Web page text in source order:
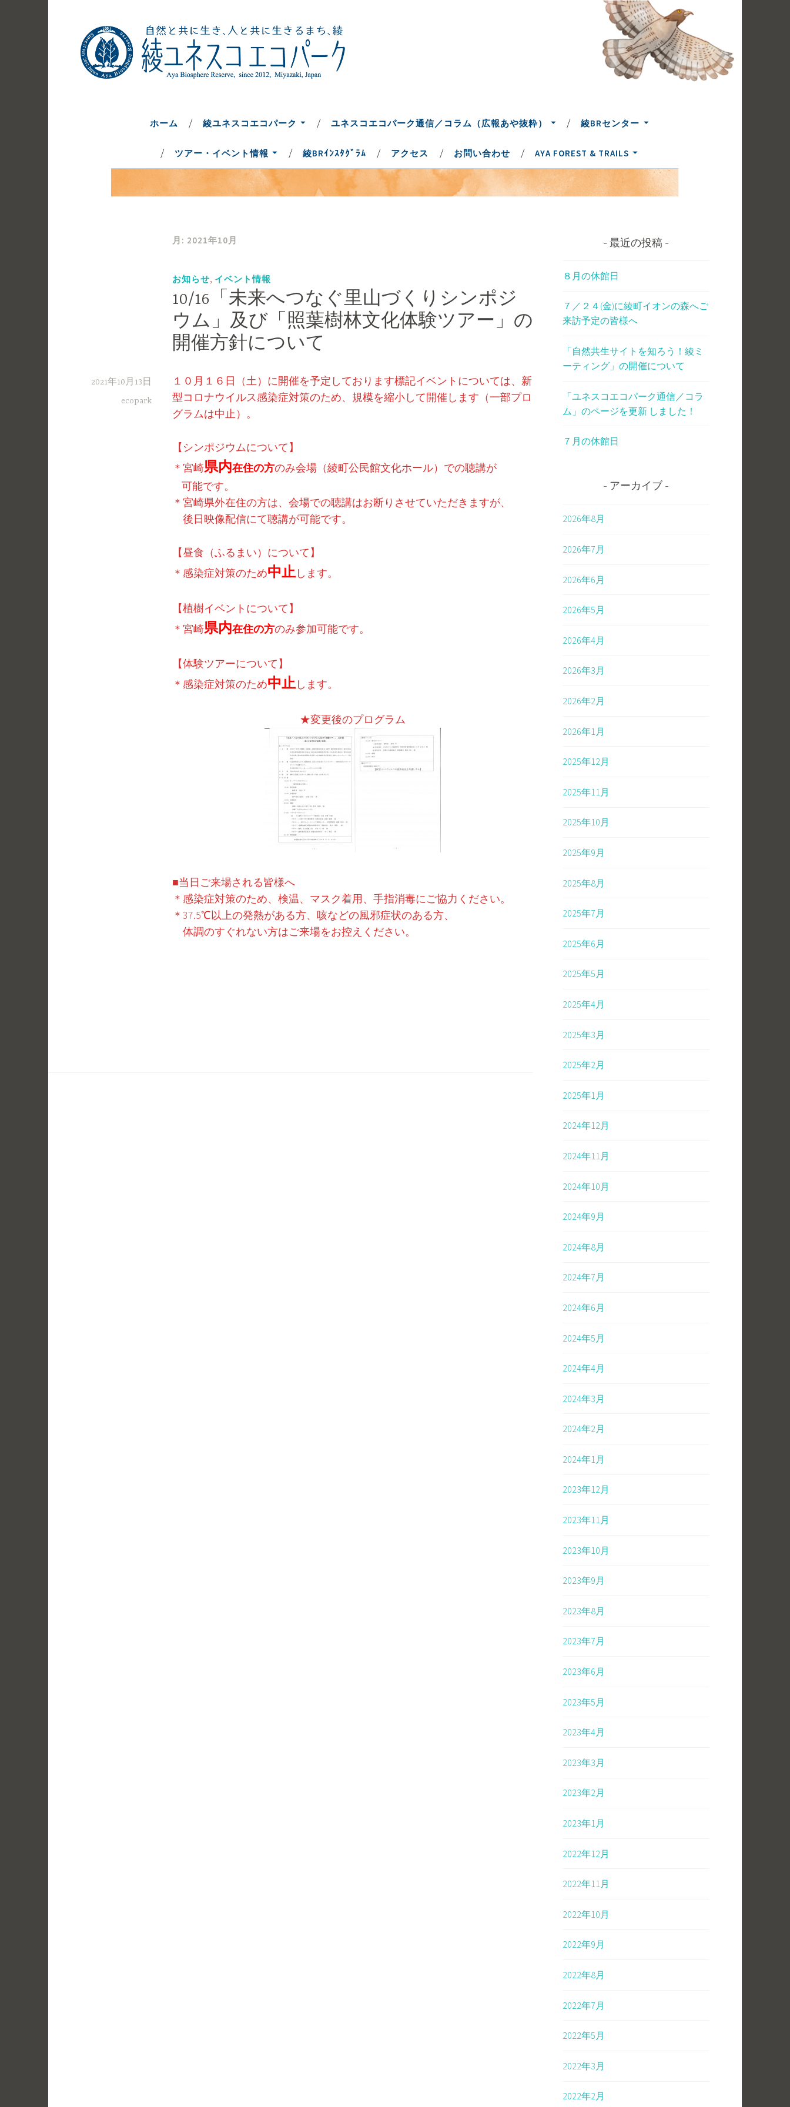
ホーム 綾ユネスコエコパーク ユネスコエコパーク通信／コラム（広報あや抜粋） 綾BRセンター
ツアー・イベント情報 綾BRｲﾝｽﾀｸﾞﾗﾑ アクセス お問い合わせ AYA FOREST & TRAILS
月: 2021年10月
お知らせ, イベント情報
10/16「未来へつなぐ里山づくりシンポジ
ウム」及び「照葉樹林文化体験ツアー」の
開催方針について
2021年10月13日
ecopark
１０月１６日（土）に開催を予定しております標記イベントについては、新
型コロナウイルス感染症対策のため、規模を縮小して開催します（一部プロ
グラムは中止）。
【シンポジウムについて】
＊宮崎県内在住の方のみ会場（綾町公民館文化ホール）での聴講が
可能です。
＊宮崎県外在住の方は、会場での聴講はお断りさせていただきますが、
後日映像配信にて聴講が可能です。
【昼食（ふるまい）について】
＊感染症対策のため中止します。
【植樹イベントについて】
＊宮崎県内在住の方のみ参加可能です。
【体験ツアーについて】
＊感染症対策のため中止します。
★変更後のプログラム
■当日ご来場される皆様へ
＊感染症対策のため、検温、マスク着用、手指消毒にご協力ください。
＊37.5℃以上の発熱がある方、咳などの風邪症状のある方、
体調のすぐれない方はご来場をお控えください。
最近の投稿
８月の休館日
７／２４(金)に綾町イオンの森へご
来訪予定の皆様へ
「自然共生サイトを知ろう！綾ミ
ーティング」の開催について
「ユネスコエコパーク通信／コラ
ム」のページを更新 しました！
７月の休館日
アーカイブ
2026年8月
2026年7月
2026年6月
2026年5月
2026年4月
2026年3月
2026年2月
2026年1月
2025年12月
2025年11月
2025年10月
2025年9月
2025年8月
2025年7月
2025年6月
2025年5月
2025年4月
2025年3月
2025年2月
2025年1月
2024年12月
2024年11月
2024年10月
2024年9月
2024年8月
2024年7月
2024年6月
2024年5月
2024年4月
2024年3月
2024年2月
2024年1月
2023年12月
2023年11月
2023年10月
2023年9月
2023年8月
2023年7月
2023年6月
2023年5月
2023年4月
2023年3月
2023年2月
2023年1月
2022年12月
2022年11月
2022年10月
2022年9月
2022年8月
2022年7月
2022年5月
2022年3月
2022年2月